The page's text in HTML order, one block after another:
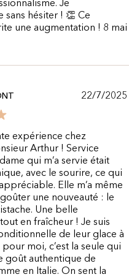
Je
sans hésiter ! 👏 Ce
une augmentation ! 8 mai
22/7/2025
expérience chez
Arthur ! Service
qui m’a servie était
avec le sourire, ce qui
Elle m’a même
une nouveauté : le
Une belle
en fraîcheur ! Je suis
de leur glace à
pour moi, c’est la seule qui
goût authentique de
en Italie. On sent la